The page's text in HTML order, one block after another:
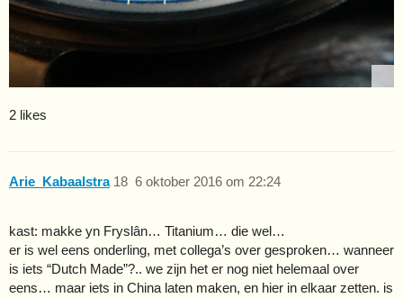
2 likes
Arie_Kabaalstra 6 oktober 2016 om 22:24
18
kast: makke yn Fryslân… Titanium… die wel…
er is wel eens onderling, met collega’s over gesproken… wanneer
is iets “Dutch Made”?.. we zijn het er nog niet helemaal over
eens… maar iets in China laten maken, en hier in elkaar zetten. is